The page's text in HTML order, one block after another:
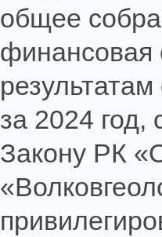
общее
финансовая
за 2024 год,
Закону РК